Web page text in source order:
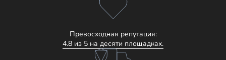
Превосходная репутация:
4.8 из 5 на десяти площадках.